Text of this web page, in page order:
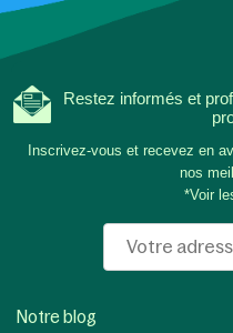
Restez informés et
Inscrivez-vous et recevez en
nos
*Voir
Notre blog